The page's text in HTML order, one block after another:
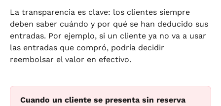
La transparencia es clave: los clientes siempre
deben saber cuándo y por qué se han deducido sus
entradas. Por ejemplo, si un cliente ya no va a usar
las entradas que compró, podría decidir
reembolsar el valor en efectivo.
Cuando un cliente se presenta sin reserva